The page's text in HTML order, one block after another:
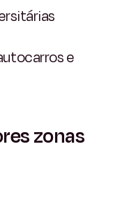
e
zonas